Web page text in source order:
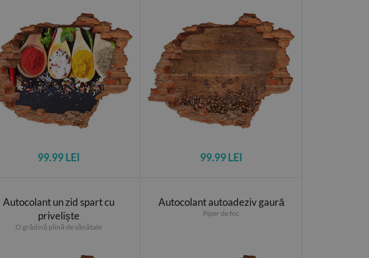
99.99 LEI 99.99 LEI
Autocolant un zid spart cu
priveliște
O grădină plină de sănătate
Autocolant autoadeziv gaură
Piper de foc